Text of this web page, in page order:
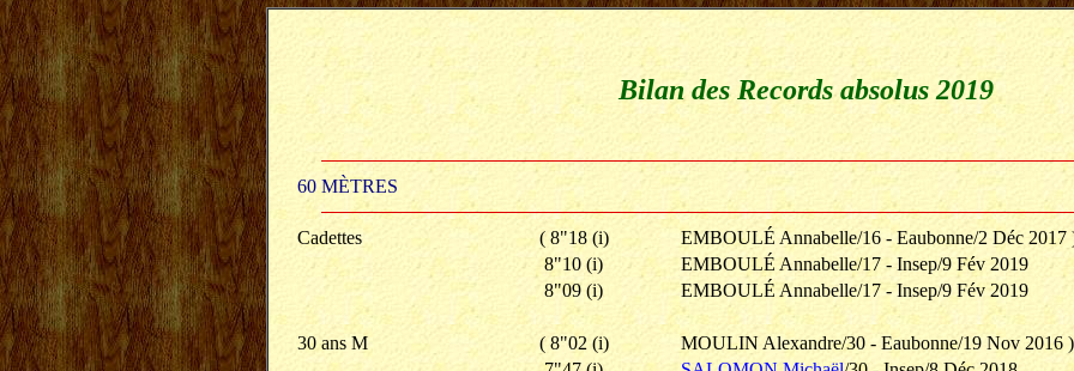
Bilan des Records absolus 2019
60 MÈTRES
Cadettes ( 8"18 (i)
EMBOULÉ Annabelle/16 - Eaubonne/2 Déc 2017
8"10 (i)
EMBOULÉ Annabelle/17 - Insep/9 Fév 2019
8"09 (i)
EMBOULÉ Annabelle/17 - Insep/9 Fév 2019
30 ans M ( 8"02 (i)
MOULIN Alexandre/30 - Eaubonne/19 Nov 2016 )